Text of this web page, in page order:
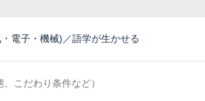
電子・機械)／語学が生かせる
こだわり条件など）